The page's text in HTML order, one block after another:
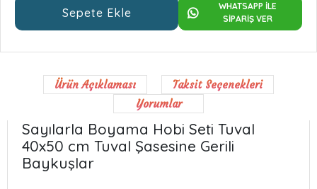
Sepete Ekle
WHATSAPP İLE
SİPARİŞ VER
Ürün Açıklaması
Taksit Seçenekleri
Yorumlar
Sayılarla Boyama Hobi Seti Tuval
40x50 cm Tuval Şasesine Gerili
Baykuşlar